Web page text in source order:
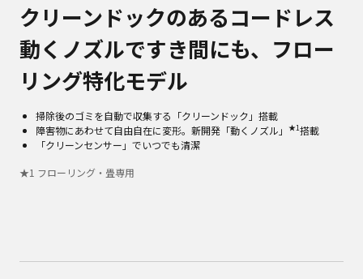
クリーンドックのあるコードレス
動くノズルですき間にも、フロー
リング特化モデル
掃除後のゴミを自動で収集する「クリーンドック」搭載
障害物にあわせて自由自在に変形。新開発「動くノズル」
★1搭載
「クリーンセンサー」でいつでも清潔
★1 フローリング・畳専用